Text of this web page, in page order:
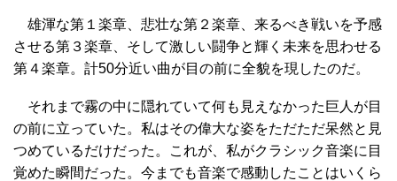
雄渾な第１楽章、悲壮な第２楽章、来るべき戦いを予感
させる第３楽章、そして激しい闘争と輝く未来を思わせる
第４楽章。計50分近い曲が目の前に全貌を現したのだ。
それまで霧の中に隠れていて何も見えなかった巨人が目
の前に立っていた。私はその偉大な姿をただただ呆然と見
つめているだけだった。これが、私がクラシック音楽に目
覚めた瞬間だった。今までも音楽で感動したことはいくら